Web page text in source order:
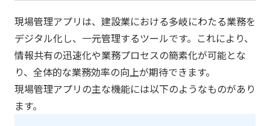
現場管理アプリは、建設業における多岐にわたる業務を
デジタル化し、一元管理するツールです。​これにより、
情報共有の迅速化や業務プロセスの簡素化が可能とな
り、全体的な業務効率の向上が期待できます。
現場管理アプリの主な機能には以下のようなものがあり
ます。​